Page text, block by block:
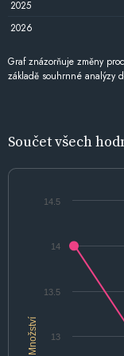
2025
2026
Graf znázorňuje změny
základě souhrnné analýzy
Součet všech
Množství 13
13.5
14
14.5